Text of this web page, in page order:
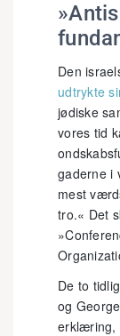
Den
udtrykte
jødiske
vores tid
gaderne i
mest
tro.« Det
De to
og
erklæring,